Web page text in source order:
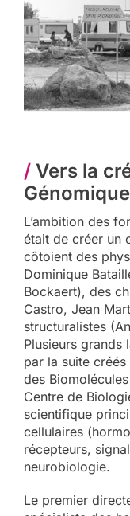
/Vers la
L’ambition des
était de créer un
côtoient des
Dominique
Bockaert), des
Castro, Jean
structuralistes
Plusieurs grands
par la suite
des
Centre de
scientifique
cellulaires
récepteurs,
neurobiologie.
Le premier